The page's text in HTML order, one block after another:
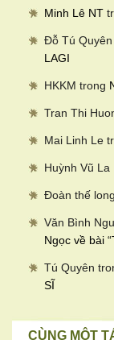
Minh Lê NT
Đỗ Tú Quyên
LAGI
HKKM trong
Tran Thi
Mai Linh Le
Huỳnh Vũ La
Đoàn thế long
Văn Bình
Ngọc về bài
Tú Quyên
SĨ
CÙNG MỘT